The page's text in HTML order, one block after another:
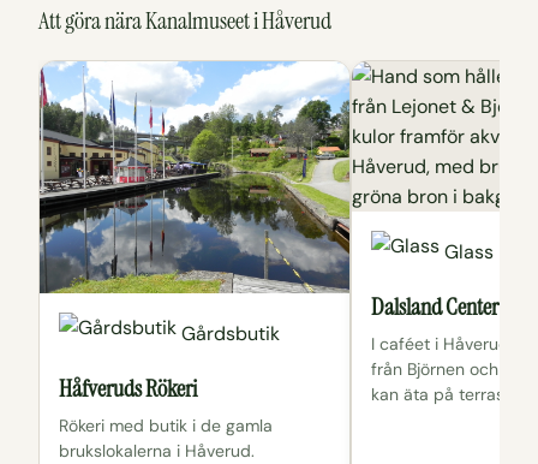
Att göra nära Kanalmuseet i Håverud
Gårdsbutik
Håfveruds Rökeri
Rökeri med butik i de gamla
brukslokalerna i Håverud.
Glass
Dalsland Center
I caféet i Håverud
från Björnen och
kan äta på terrassen.